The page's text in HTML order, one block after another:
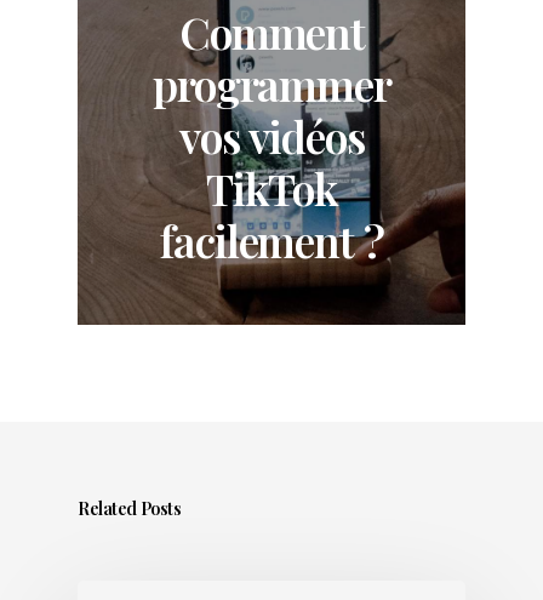
Comment
programmer
vos vidéos
TikTok
facilement ?
Related Posts